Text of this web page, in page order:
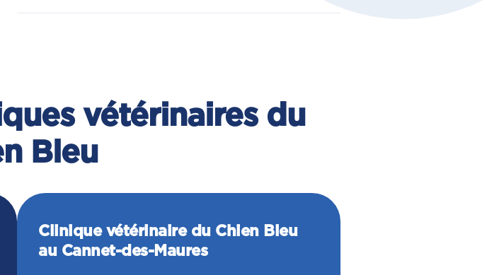
vétérinaires du
Bleu
Clinique vétérinaire du Chien Bleu
au Cannet-des-Maures